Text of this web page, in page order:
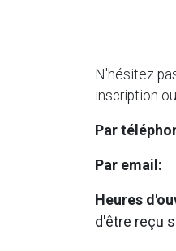
N'hésitez
inscription
Par
Par email:
Heures
d'être reçu